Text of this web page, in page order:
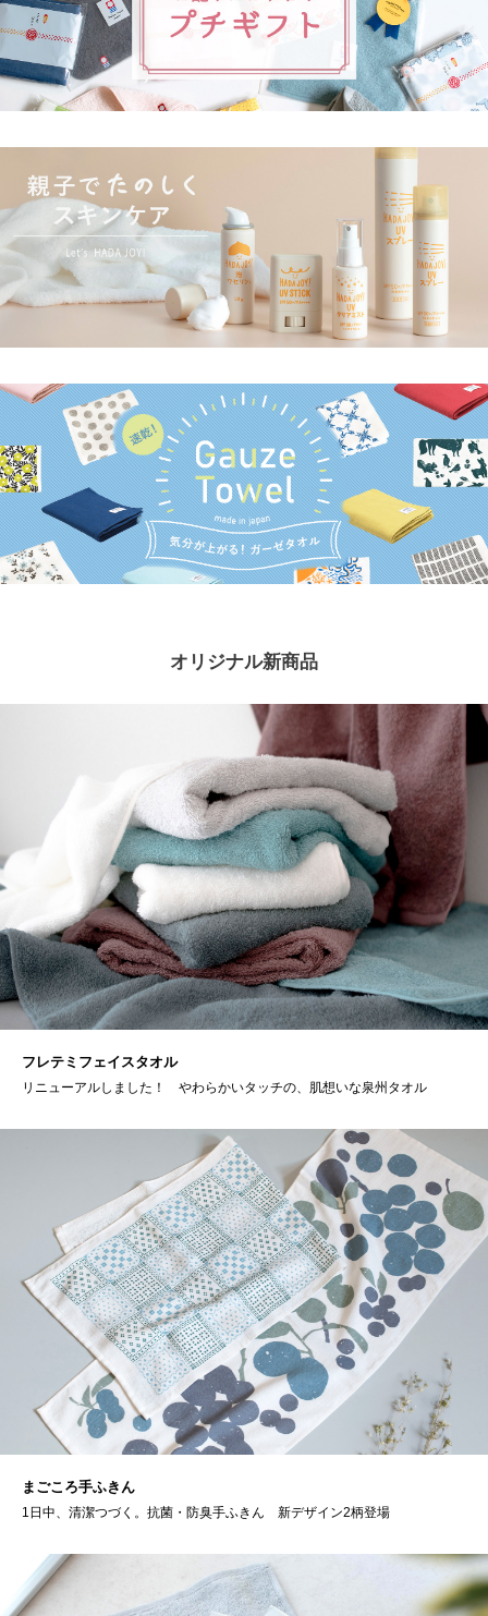
オリジナル新商品
フレテミフェイスタオル
リニューアルしました！ やわらかいタッチの、肌想いな泉州タオル
まごころ手ふきん
1日中、清潔つづく。抗菌・防臭手ふきん 新デザイン2柄登場